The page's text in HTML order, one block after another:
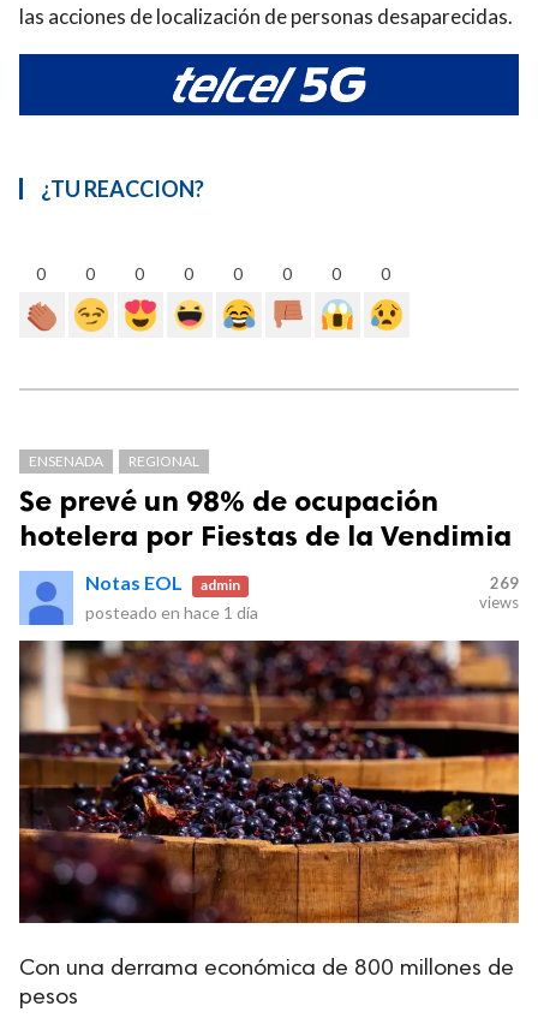
las acciones de localización de personas desaparecidas.
¿TU REACCION?
0 0 0 0 0 0 0 0
ENSENADA REGIONAL
Se prevé un 98% de ocupación
hotelera por Fiestas de la Vendimia
Notas EOL admin
posteado en hace 1 día
269
views
Con una derrama económica de 800 millones de
pesos